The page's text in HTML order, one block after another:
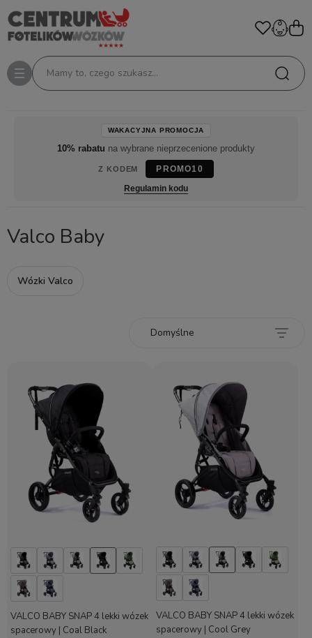
Mamy to, czego szukasz...
WAKACYJNA PROMOCJA
10% rabatu na wybrane nieprzecenione produkty
Z KODEM
PROMO10
Regulamin kodu
Valco Baby
Wózki Valco
VALCO BABY SNAP 4 lekki wózek
spacerowy | Coal Black
VALCO BABY SNAP 4 lekki wózek
spacerowy | Cool Grey